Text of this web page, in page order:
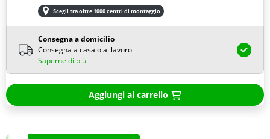
Scegli tra oltre 1000 centri di montaggio
Consegna a domicilio
Consegna a casa o al lavoro
Saperne di più
Aggiungi al carrello